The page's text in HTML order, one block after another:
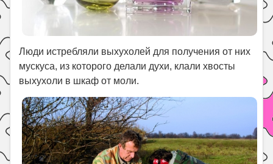
Люди истребляли выхухолей для получения от них
мускуса, из которого делали духи, клали хвосты
выхухоли в шкаф от моли.